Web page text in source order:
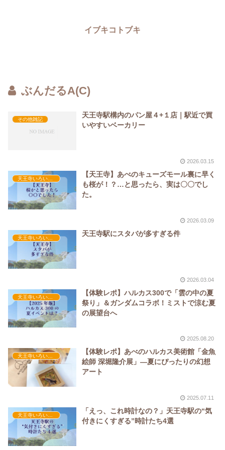
イブキコトブキ
ぶんだるA(C)
その他雑記
天王寺駅構内のパン屋４+１店｜駅近で買
いやすいベーカリー
2026.03.15
【天王寺】あべのキューズモール裏に早く
も桜が！？…と思ったら、実は〇〇でし
た。
2026.03.09
天王寺駅にスタバが多すぎる件
2026.03.04
【体験レポ】ハルカス300で「雲の中の夏
祭り」＆ガンダムコラボ！ミストで涼む夏
の展望台へ
2025.08.20
天王寺いろいろ情報
【体験レポ】あべのハルカス美術館「金魚
絵師 深堀隆介展」—夏にぴったりの幻想
アート
2025.07.11
「えっ、これ時計なの？」天王寺駅の“気
付きにくすぎる”時計たち4選